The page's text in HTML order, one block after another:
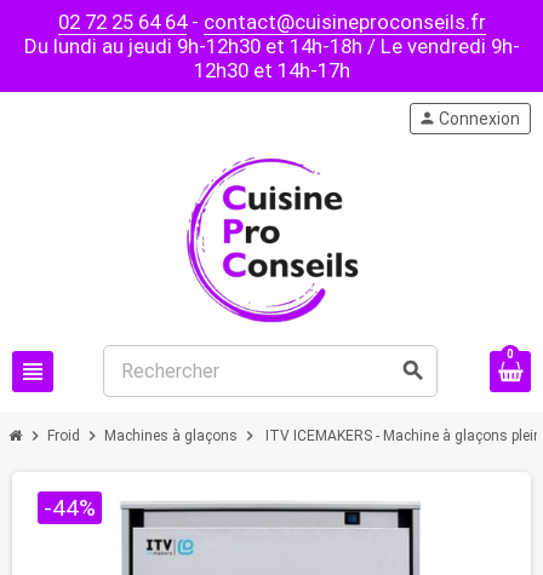
02 72 25 64 64- contact@cuisineproconseils.fr
Du lundi au jeudi 9h-12h30 et 14h-18h / Le vendredi 9h-
12h30 et 14h-17h
view_headline search
person Connexion
0
chevron_right Froid chevron_right Machines à glaçons chevron_right ITV ICEMAKERS - Machine à glaçons
-44%